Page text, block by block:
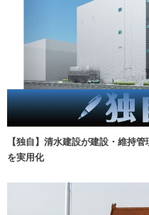
【独自】清水建設が建設・維持
を実用化